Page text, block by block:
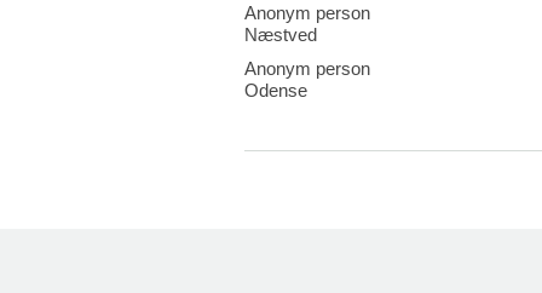
Anonym person
Næstved
Anonym person
Odense